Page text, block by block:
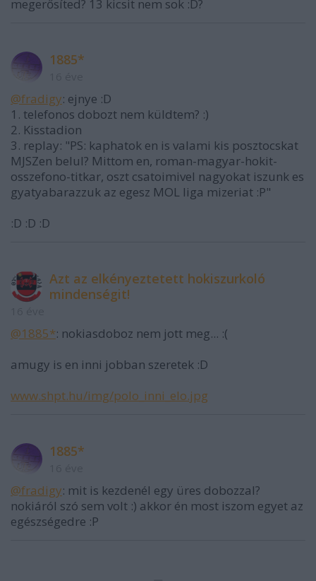
megerősíted? 13 kicsit nem sok :D?
1885*
@fradigy: ejnye :D
1. telefonos dobozt nem küldtem? :)
2. Kisstadion
3. replay: "PS: kaphatok en is valami kis posztocskat
MJSZen belul? Mittom en, roman-magyar-hokit-
osszefono-titkar, oszt csatoimivel nagyokat iszunk es
gyatyabarazzuk az egesz MOL liga mizeriat :P"
:D :D :D
Azt az elkényeztetett hokiszurkoló
mindenségit!
@1885*: nokiasdoboz nem jott meg... :(
amugy is en inni jobban szeretek :D
www.shpt.hu/img/polo_inni_elo.jpg
1885*
@fradigy: mit is kezdenél egy üres dobozzal?
nokiáról szó sem volt :) akkor én most iszom egyet az
egészségedre :P